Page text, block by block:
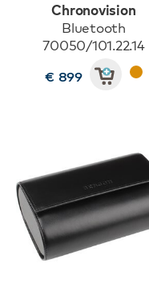
Chronovision
Bluetooth
70050/101.22.14
€ 899